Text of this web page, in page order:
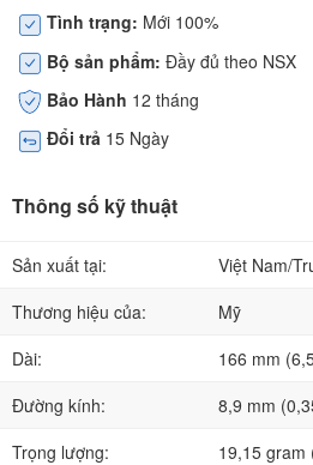
Tình trạng: Mới 100%
Bộ sản phẩm: Đầy đủ theo NSX
Bảo Hành 12 tháng
Đổi trả 15 Ngày
Thông số kỹ thuật
Sản xuất tại:
Việt Nam/
Thương hiệu của:
Mỹ
Dài:
166 mm
Đường kính:
8,9 mm
Trọng lượng:
19,15 gram